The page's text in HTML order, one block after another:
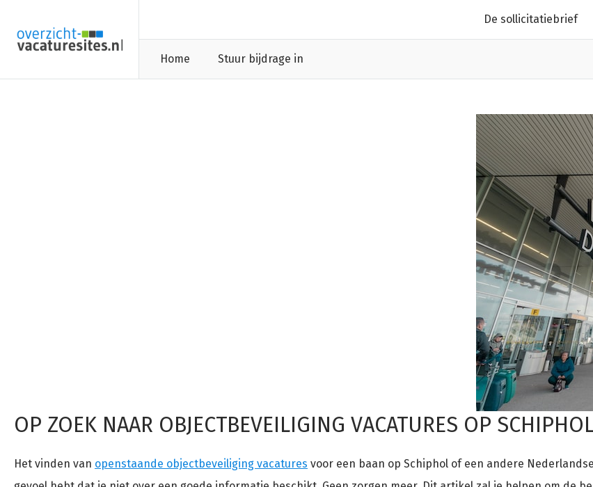
De sollicitatiebrief
Home Stuur bijdrage in
OP ZOEK NAAR OBJECTBEVEILIGING VACATURES OP
Het vinden van openstaande objectbeveiliging vacatures voor een baan op Schiphol of een andere